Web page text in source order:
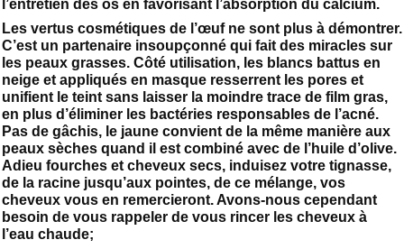
l’entretien des os en favorisant l’absorption du calcium.
Les vertus cosmétiques de l’œuf ne sont plus à démontrer.
C’est un partenaire insoupçonné qui fait des miracles sur
les peaux grasses. Côté utilisation, les blancs battus en
neige et appliqués en masque resserrent les pores et
unifient le teint sans laisser la moindre trace de film gras,
en plus d’éliminer les bactéries responsables de l’acné.
Pas de gâchis, le jaune convient de la même manière aux
peaux sèches quand il est combiné avec de l’huile d’olive.
Adieu fourches et cheveux secs, induisez votre tignasse,
de la racine jusqu’aux pointes, de ce mélange, vos
cheveux vous en remercieront. Avons-nous cependant
besoin de vous rappeler de vous rincer les cheveux à
l’eau chaude;